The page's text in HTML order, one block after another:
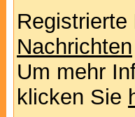
Nachrichten
Um mehr
klicken Sie